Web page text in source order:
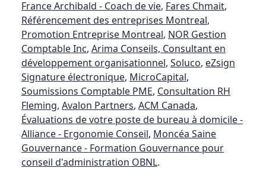
France Archibald - Coach de vie, Fares Chmait,
Référencement des entreprises Montreal,
Promotion Entreprise Montreal, NOR Gestion
Comptable Inc, Arima Conseils, Consultant en
développement organisationnel, Soluco, eZsign
Signature électronique, MicroCapital,
Soumissions Comptable PME, Consultation RH
Fleming, Avalon Partners, ACM Canada,
Évaluations de votre poste de bureau à domicile -
Alliance - Ergonomie Conseil, Moncéa Saine
Gouvernance - Formation Gouvernance pour
conseil d'administration OBNL.